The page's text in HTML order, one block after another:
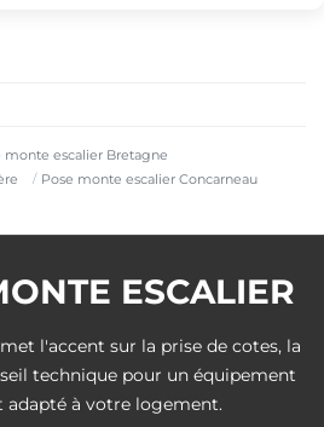
monte escalier Bretagne
Pose monte escalier Concarneau
ESCALIER
l'accent sur la prise de cotes, la
technique pour un équipement
adapté à votre logement.